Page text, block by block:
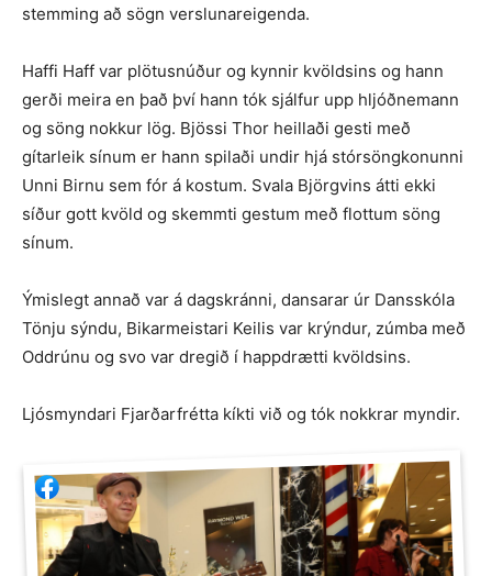
stemming að sögn verslunareigenda.
Haffi Haff var plötusnúður og kynnir kvöldsins og hann
gerði meira en það því hann tók sjálfur upp hljóðnemann
og söng nokkur lög. Bjössi Thor heillaði gesti með
gítarleik sínum er hann spilaði undir hjá stórsöngkonunni
Unni Birnu sem fór á kostum. Svala Björgvins átti ekki
síður gott kvöld og skemmti gestum með flottum söng
sínum.
Ýmislegt annað var á dagskránni, dansarar úr Dansskóla
Tönju sýndu, Bikarmeistari Keilis var krýndur, zúmba með
Oddrúnu og svo var dregið í happdrætti kvöldsins.
Ljósmyndari Fjarðarfrétta kíkti við og tók nokkrar myndir.